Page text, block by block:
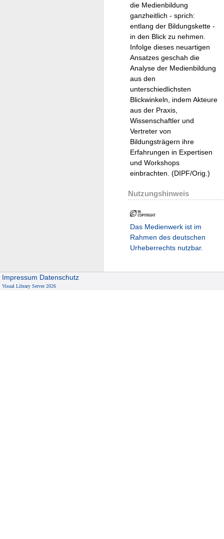
die Medienbildung
ganzheitlich - sprich:
entlang der Bildungskette -
in den Blick zu nehmen.
Infolge dieses neuartigen
Ansatzes geschah die
Analyse der Medienbildung
aus den
unterschiedlichsten
Blickwinkeln, indem Akteure
aus der Praxis,
Wissenschaftler und
Vertreter von
Bildungsträgern ihre
Erfahrungen in Expertisen
und Workshops
einbrachten. (DIPF/Orig.)
Nutzungshinweis
Das Medienwerk ist im
Rahmen des deutschen
Urheberrechts nutzbar.
Impressum Datenschutz
Visual Library Server 2026